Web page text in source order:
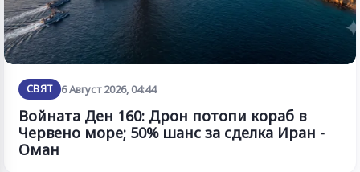
СВЯТ 6 Август 2026, 04:44
Войната Ден 160: Дрон потопи кораб в
Червено море; 50% шанс за сделка Иран -
Оман